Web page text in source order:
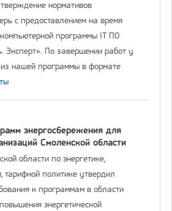
нормативов
с предоставлением на время
программы IT ПО
Эксперт». По завершении работ у
нашей программы в формате
энергосбережения для
Смоленской области
области по энергетике,
тарифной политике утвердил
к программам в области
энергетической